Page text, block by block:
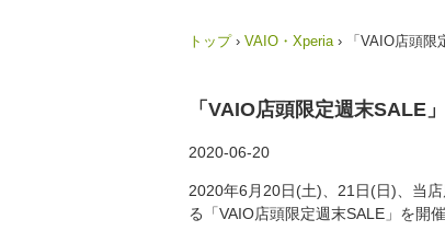
トップ › VAIO・Xperia › 「VAIO店頭
「VAIO店頭限定週末SALE
2020-06-20
2020年6月20日(土)、21日(日)、当
る「VAIO店頭限定週末SALE」を開催